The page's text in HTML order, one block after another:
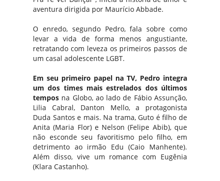
aventura dirigida por Maurício Abbade.
O enredo, segundo Pedro, fala sobre como
levar a vida de forma menos angustiante,
retratando com leveza os primeiros passos de
um casal adolescente LGBT.
Em seu primeiro papel na TV, Pedro integra
um dos times mais estrelados dos últimos
tempos na Globo, ao lado de Fábio Assunção,
Lilia Cabral, Danton Mello, a protagonista
Duda Santos e mais. Na trama, Guto é filho de
Anita (Maria Flor) e Nelson (Felipe Abib), que
não esconde seu favoritismo pelo filho, em
detrimento ao irmão Edu (Caio Manhente).
Além disso, vive um romance com Eugênia
(Klara Castanho).